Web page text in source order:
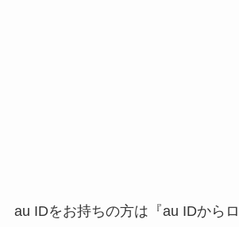
au IDをお持ちの方は『au IDからロ